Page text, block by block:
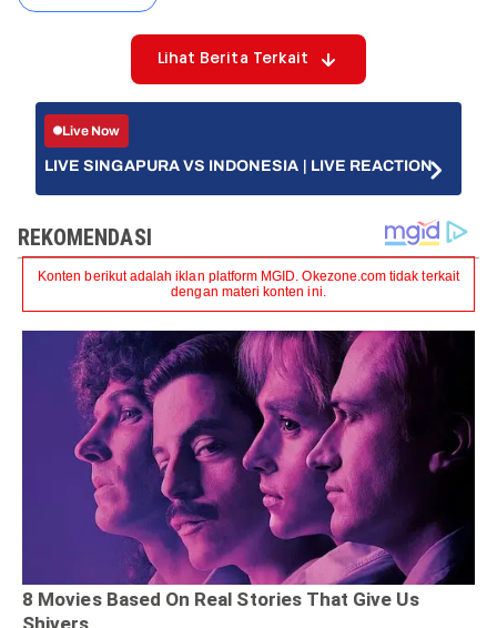
Lihat Berita Terkait
Live Now
LIVE SINGAPURA VS INDONESIA | LIVE REACTION